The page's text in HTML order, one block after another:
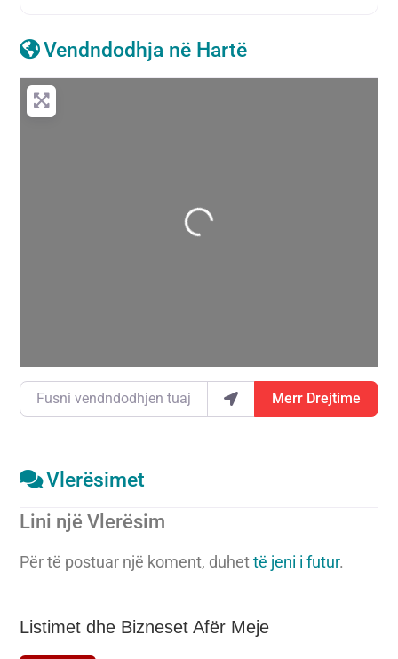
Vendndodhja në Hartë
Duke ngarkuar…
Fusni vendndodhjen tuaj Merr Drejtime
Vlerësimet
Lini një Vlerësim
Për të postuar një koment, duhettë jeni i futur.
Listimet dhe Bizneset Afër Meje